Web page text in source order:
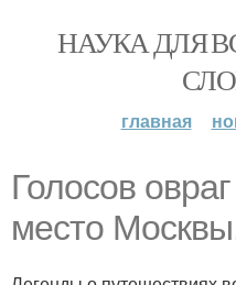
НАУКА ДЛЯ
главная
Голосов
место